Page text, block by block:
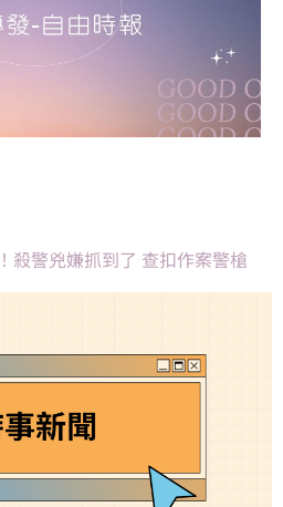
殺警兇嫌抓到了 查扣作案警槍